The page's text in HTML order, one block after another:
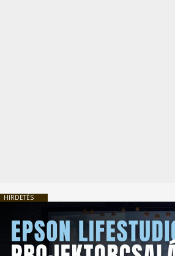
HIRDETÉS